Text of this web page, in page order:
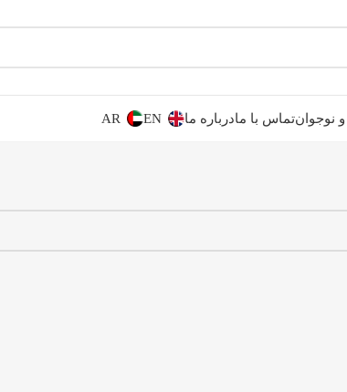
نوجوانتماس با مادرباره ما EN
AR